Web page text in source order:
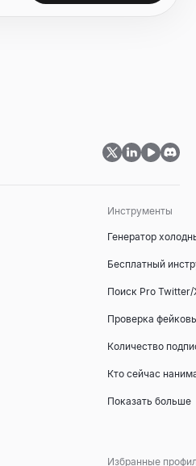
рынка
по профилю идеального
презентации для продаж
конкурентов
сравнения конкурентов на
Инструменты
Генератор
Бесплатный
Поиск Pro Twitter/
Проверка
Количество
Кто сейчас
Показать больше
Избранные